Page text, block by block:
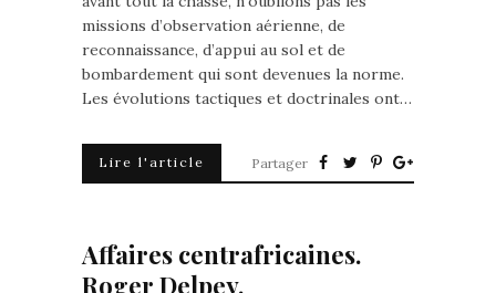
missions d’observation aérienne, de
reconnaissance, d’appui au sol et de
bombardement qui sont devenues la norme.
Les évolutions tactiques et doctrinales ont…
Lire l'article Partager
Affaires centrafricaines.
Roger Delpey.